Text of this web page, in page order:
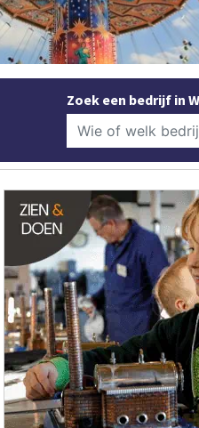
Zoek een bedrijf in